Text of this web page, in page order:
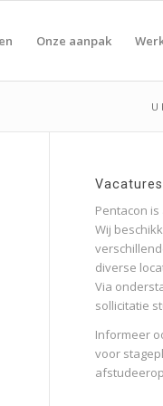
Onze aanpak
U
Vacatures
Pentacon
Wij
diverse
Via
sollicitatie
Informeer
voor